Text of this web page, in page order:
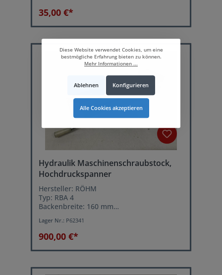
35,00 €*
Hydraulik Maschinenschraubstock,
Hochdruckspanner
Hersteller: RÖHM
Typ: RBA 4
Backenbreite: 160 mm
Spannkraft: 5 ton.
Lager Nr.: P62341
900,00 €*
Diese Website verwendet Cookies, um eine
bestmögliche Erfahrung bieten zu können.
Mehr Informationen ...
Ablehnen Konfigurieren
Alle Cookies akzeptieren